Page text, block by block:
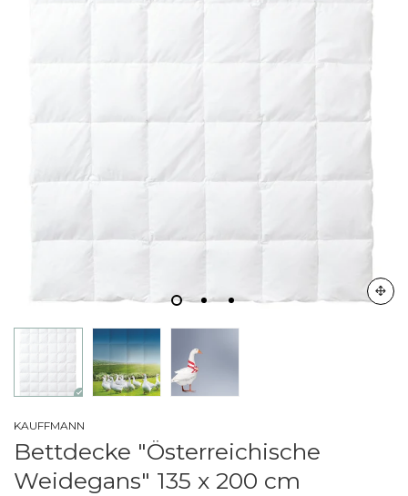
KAUFFMANN
Bettdecke "Österreichische
Weidegans" 135 x 200 cm